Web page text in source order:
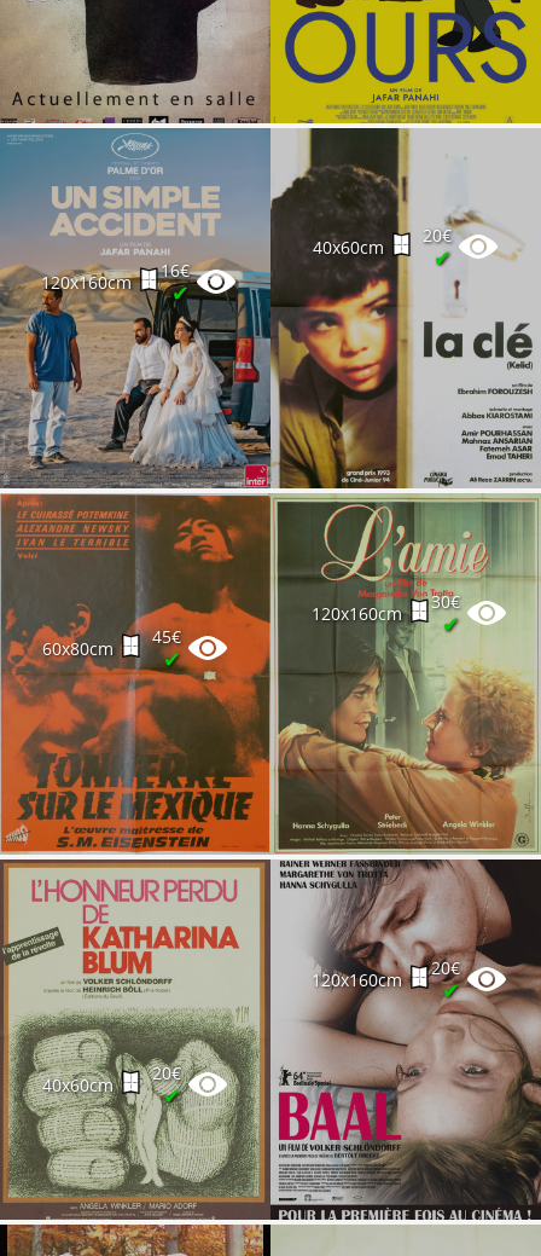
120x160cm
16€
✔
40x60cm
20€
✔
60x80cm
45€
✔
120x160cm
30€
✔
40x60cm
20€
✔
120x160cm
20€
✔